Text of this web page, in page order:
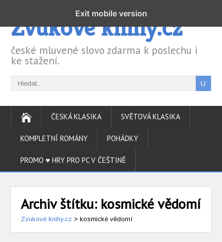
Zvukové knihy.cz
české mluvené slovo zdarma k poslechu i
ke stažení.
ČESKÁ KLASIKA SVĚTOVÁ KLASIKA
KOMPLETNÍ ROMÁNY POHÁDKY
PROMO ♥ HRY PRO PC V ČEŠTINĚ
Archiv štítku: kosmické vědomí
Zvukové knihy.cz >kosmické vědomí
Exit mobile version